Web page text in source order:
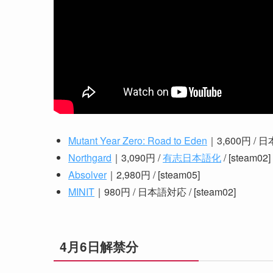
Mutant Year Zero: Road to Eden ｜3,600円 /
Northgard ｜3,090円 /有志日本語化/ [steam02]
Absolver｜2,980円 / [steam05]
MINIT ｜980円 / 日本語対応 / [steam02]
4月6日解禁分